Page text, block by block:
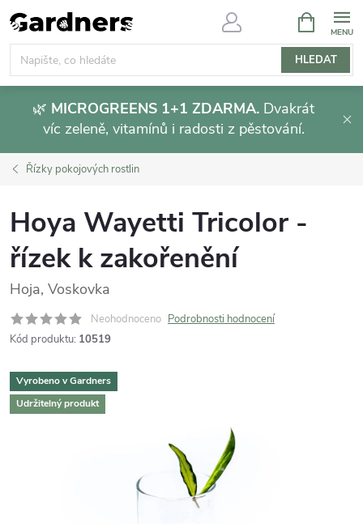
Přejít
na
obsah
HLEDAT
NÁKUPNÍ
KOŠÍK
🌿 MICROGREENS 1+1 ZDARMA. Dvakrát
víc zeleně, vitamínů i radosti z pěstování.
Řízky pokojových rostlin
Hoya Wayetti Tricolor -
řízek k zakořenění
Hoja, Voskovka
Neohodnoceno Podrobnosti hodnocení
Kód produktu: 10519
Vyrobeno v Gardners
Udržitelný produkt